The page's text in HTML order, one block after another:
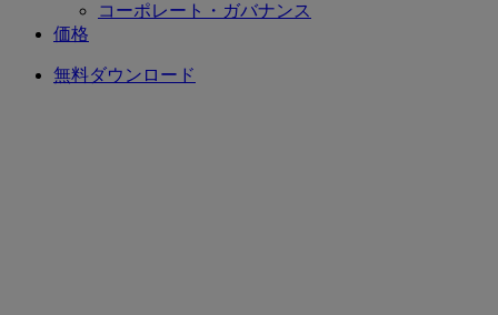
コーポレート・ガバナンス
価格
無料ダウンロード